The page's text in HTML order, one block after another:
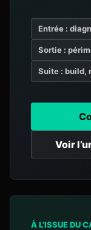
Entrée :
Sortie :
Suite : build,
Voir
À L’ISSUE DU